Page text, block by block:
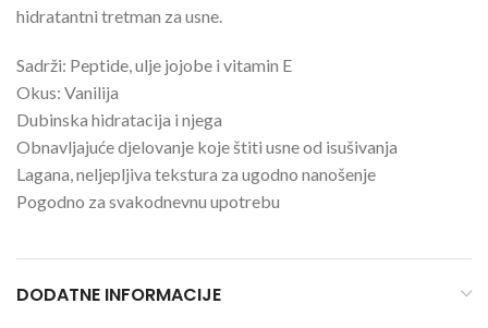
hidratantni tretman za usne.
Sadrži: Peptide, ulje jojobe i vitamin E
Okus: Vanilija
Dubinska hidratacija i njega
Obnavljajuće djelovanje koje štiti usne od isušivanja
Lagana, neljepljiva tekstura za ugodno nanošenje
Pogodno za svakodnevnu upotrebu
DODATNE INFORMACIJE